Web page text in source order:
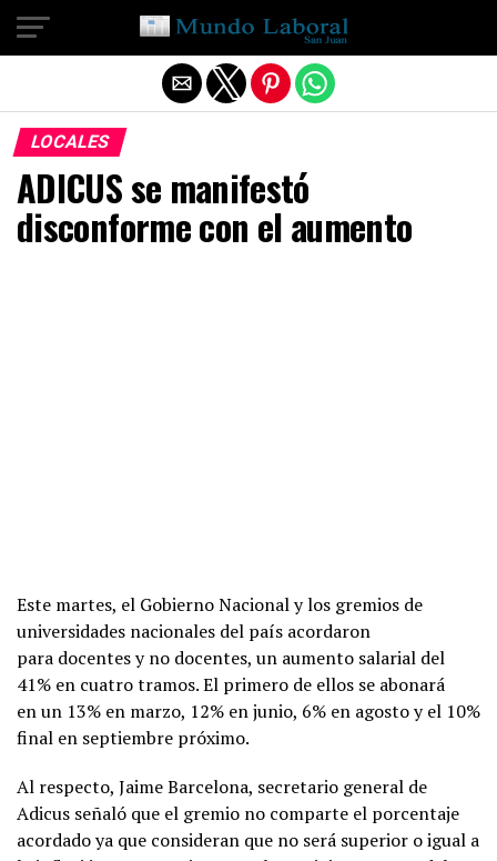
LOCALES
ADICUS se manifestó
disconforme con el aumento
Este martes, el Gobierno Nacional y los gremios de
universidades nacionales del país acordaron
para docentes y no docentes, un aumento salarial del
41% en cuatro tramos. El primero de ellos se abonará
en un 13% en marzo, 12% en junio, 6% en agosto y el 10%
final en septiembre próximo.
Al respecto, Jaime Barcelona, secretario general de
Adicus señaló que el gremio no comparte el porcentaje
acordado ya que consideran que no será superior o igual a
Salir de la versión móvil